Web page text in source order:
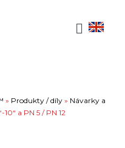
» Produkty / díly » Návarky a
10“ a PN 5 / PN 12